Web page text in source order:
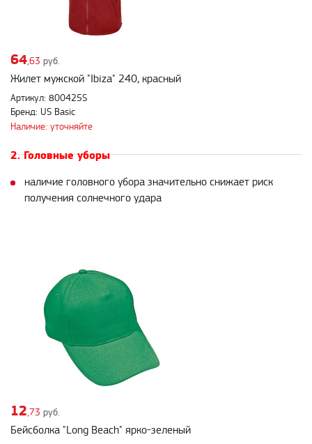
64 ,63 руб.
Жилет мужской "Ibiza" 240, красный
Артикул: 800425S
Бренд: US Basic
Наличие: уточняйте
2. Головные уборы
наличие головного убора значительно снижает риск
получения солнечного удара
12,73 руб.
Бейсболка "Long Beach" ярко-зеленый